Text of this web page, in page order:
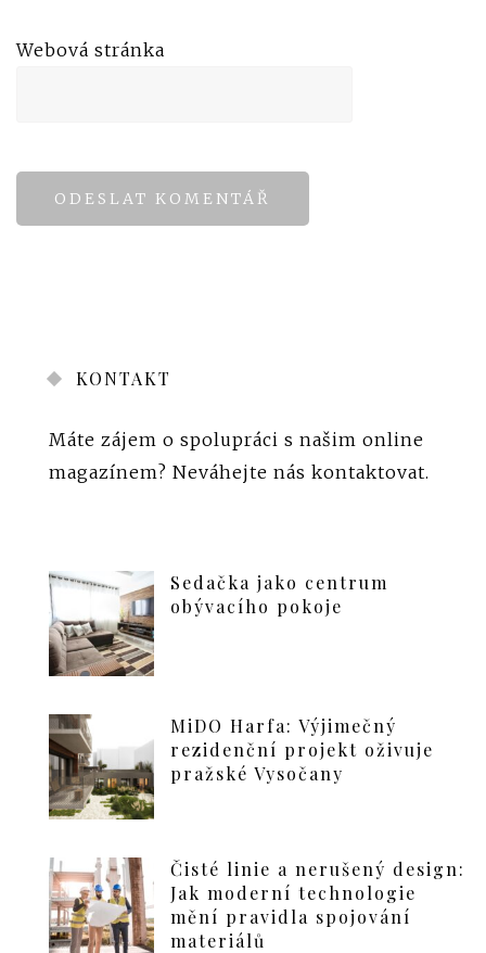
Webová stránka
KONTAKT
Máte zájem o spolupráci s našim online
magazínem? Neváhejte nás kontaktovat.
Sedačka jako centrum
obývacího pokoje
MiDO Harfa: Výjimečný
rezidenční projekt oživuje
pražské Vysočany
Čisté linie a nerušený design:
Jak moderní technologie
mění pravidla spojování
materiálů